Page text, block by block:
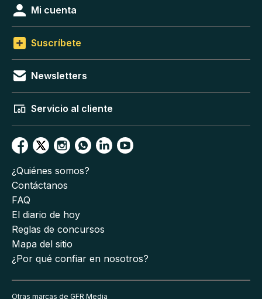
Mi cuenta
Suscríbete
Newsletters
Servicio al cliente
¿Quiénes somos?
Contáctanos
FAQ
El diario de hoy
Reglas de concursos
Mapa del sitio
¿Por qué confiar en nosotros?
Otras marcas de GFR Media